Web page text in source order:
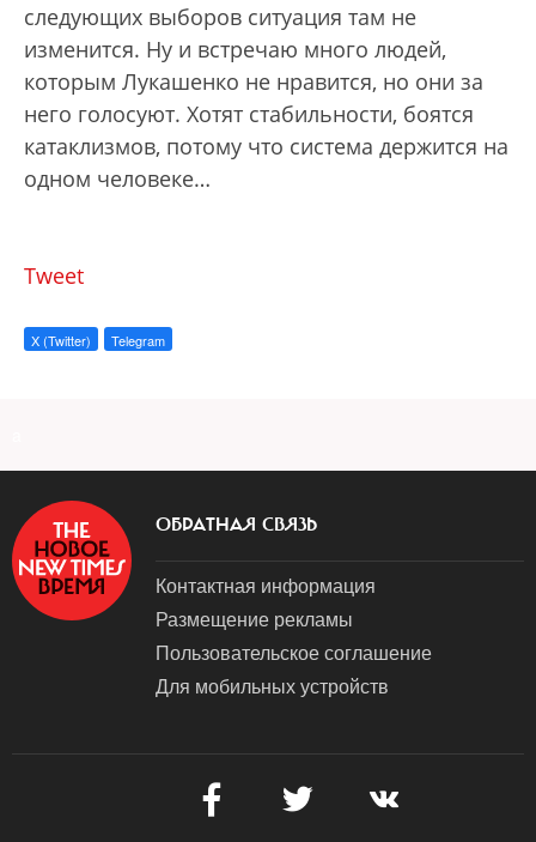
следующих выборов ситуация там не
изменится. Ну и встречаю много людей,
которым Лукашенко не нравится, но они за
него голосуют. Хотят стабильности, боятся
катаклизмов, потому что система держится на
одном человеке…
Tweet
X (Twitter) Telegram
ОБРАТНАЯ СВЯЗЬ
Контактная информация
Размещение рекламы
Пользовательское соглашение
Для мобильных устройств